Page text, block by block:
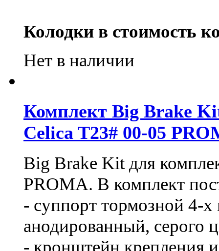
Колодки в стоимость
Нет в наличии
Комплект Big Brake
Celica T23# 00-05
Big Brake Kit для
PROMA. В комплект
- суппорт тормозной
анодированный, серого
- кронштейн крепления